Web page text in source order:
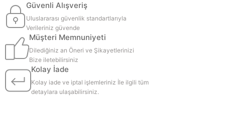
Güvenli Alışveriş
Uluslararası güvenlik standartlarıyla
Verileriniz güvende
Müşteri Memnuniyeti
Dilediğiniz an Öneri ve Şikayetlerinizi
Bize iletebilirsiniz
Kolay İade
Kolay iade ve iptal işlemleriniz İle ilgili tüm
detaylara ulaşabilirsiniz.